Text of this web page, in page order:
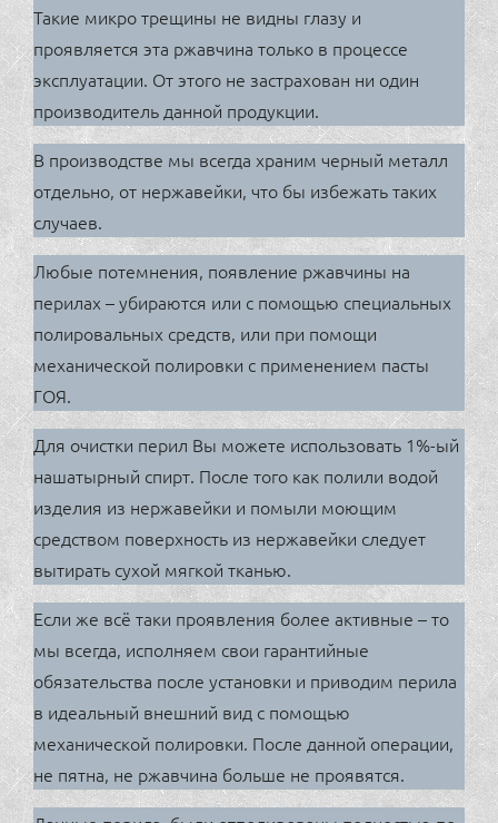
Такие микро трещины не видны глазу и
проявляется эта ржавчина только в процессе
эксплуатации. От этого не застрахован ни один
производитель данной продукции.
В производстве мы всегда храним черный металл
отдельно, от нержавейки, что бы избежать таких
случаев.
Любые потемнения, появление ржавчины на
перилах – убираются или с помощью специальных
полировальных средств, или при помощи
механической полировки с применением пасты
ГОЯ.
Для очистки перил Вы можете использовать 1%-ый
нашатырный спирт. После того как полили водой
изделия из нержавейки и помыли моющим
средством поверхность из нержавейки следует
вытирать сухой мягкой тканью.
Если же всё таки проявления более активные – то
мы всегда, исполняем свои гарантийные
обязательства после установки и приводим перила
в идеальный внешний вид с помощью
механической полировки. После данной операции,
не пятна, не ржавчина больше не проявятся.